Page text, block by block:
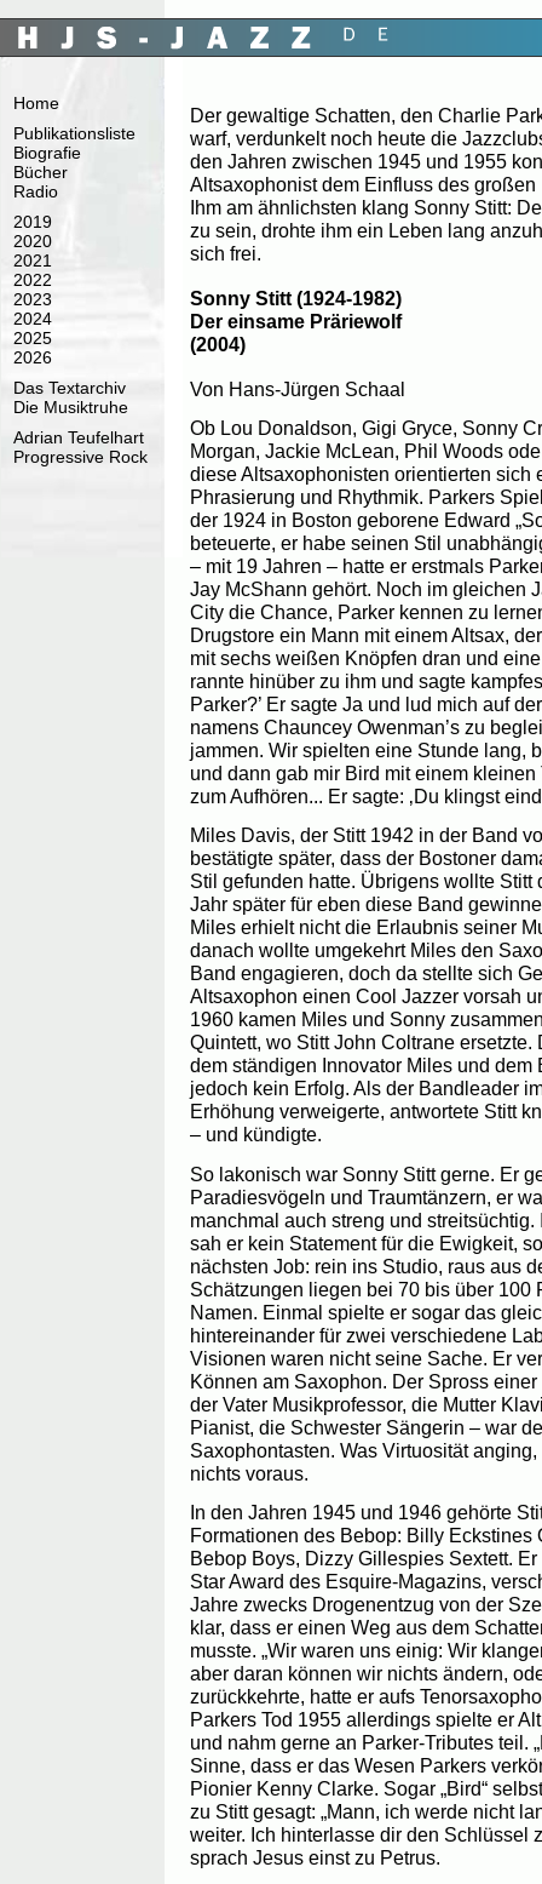
Home
Publikationsliste
Biografie
Bücher
Radio
2019
2020
2021
2022
2023
2024
2025
2026
Das Textarchiv
Die Musiktruhe
Adrian Teufelhart
Progressive Rock
Der gewaltige Schatten, den Charlie
warf, verdunkelt noch heute die
den Jahren zwischen 1945 und 1955
Altsaxophonist dem Einfluss des
Ihm am ähnlichsten klang Sonny Stitt:
zu sein, drohte ihm ein Leben lang
sich frei.
Sonny Stitt (1924-1982)
Der einsame Präriewolf
(2004)
Von Hans-Jürgen Schaal
Ob Lou Donaldson, Gigi Gryce, Sonny
Morgan, Jackie McLean, Phil Woods
diese Altsaxophonisten orientierten sich
Phrasierung und Rhythmik. Parkers
der 1924 in Boston geborene Edward
beteuerte, er habe seinen Stil
– mit 19 Jahren – hatte er erstmals
Jay McShann gehört. Noch im gleichen
City die Chance, Parker kennen zu
Drugstore ein Mann mit einem Altsax,
mit sechs weißen Knöpfen dran und
rannte hinüber zu ihm und sagte
Parker?’ Er sagte Ja und lud mich auf
namens Chauncey Owenman’s zu
jammen. Wir spielten eine Stunde lang,
und dann gab mir Bird mit einem
zum Aufhören... Er sagte: ‚Du klingst
Miles Davis, der Stitt 1942 in der Band
bestätigte später, dass der Bostoner
Stil gefunden hatte. Übrigens wollte Stitt
Jahr später für eben diese Band
Miles erhielt nicht die Erlaubnis seiner
danach wollte umgekehrt Miles den
Band engagieren, doch da stellte sich
Altsaxophon einen Cool Jazzer vorsah
1960 kamen Miles und Sonny
Quintett, wo Stitt John Coltrane
dem ständigen Innovator Miles und dem
jedoch kein Erfolg. Als der Bandleader
Erhöhung verweigerte, antwortete Stitt
– und kündigte.
So lakonisch war Sonny Stitt gerne. Er
Paradiesvögeln und Traumtänzern, er
manchmal auch streng und
sah er kein Statement für die Ewigkeit,
nächsten Job: rein ins Studio, raus aus
Schätzungen liegen bei 70 bis über 100
Namen. Einmal spielte er sogar das
hintereinander für zwei verschiedene
Visionen waren nicht seine Sache. Er
Können am Saxophon. Der Spross
der Vater Musikprofessor, die Mutter
Pianist, die Schwester Sängerin – war
Saxophontasten. Was Virtuosität
nichts voraus.
In den Jahren 1945 und 1946 gehörte
Formationen des Bebop: Billy Eckstines
Bebop Boys, Dizzy Gillespies Sextett.
Star Award des Esquire-Magazins,
Jahre zwecks Drogenentzug von der
klar, dass er einen Weg aus dem
musste. „Wir waren uns einig: Wir
aber daran können wir nichts ändern,
zurückkehrte, hatte er aufs
Parkers Tod 1955 allerdings spielte er
und nahm gerne an Parker-Tributes teil.
Sinne, dass er das Wesen Parkers
Pionier Kenny Clarke. Sogar „Bird“
zu Stitt gesagt: „Mann, ich werde nicht
weiter. Ich hinterlasse dir den Schlüssel
sprach Jesus einst zu Petrus.